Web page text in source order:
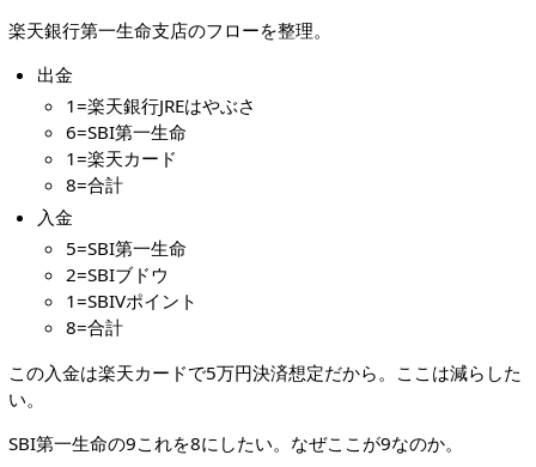
楽天銀行第一生命支店のフローを整理。
出金
1=楽天銀行JREはやぶさ
6=SBI第一生命
1=楽天カード
8=合計
入金
5=SBI第一生命
2=SBIブドウ
1=SBIVポイント
8=合計
この入金は楽天カードで5万円決済想定だから。ここは減らした
い。
SBI第一生命の9これを8にしたい。なぜここが9なのか。